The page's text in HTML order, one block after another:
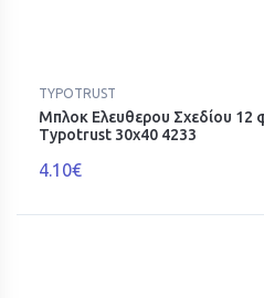
TYPOTRUST
Μπλοκ Ελευθερου Σχεδίου
Typotrust 30x40 4233
4.10€